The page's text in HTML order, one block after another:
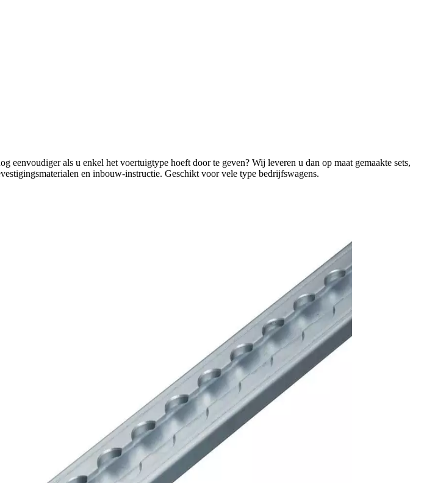
eenvoudiger als u enkel het voertuigtype hoeft door te geven? Wij leveren u dan op maat gemaakte sets,
en inbouw-instructie. Geschikt voor vele type bedrijfswagens.